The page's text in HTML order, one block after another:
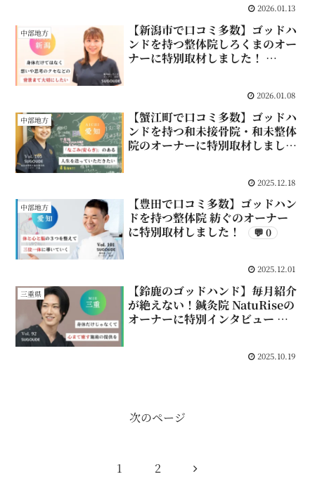
2026.01.13
中部地方
【新潟市で口コミ多数】ゴッドハ
ンドを持つ整体院しろくまのオー
ナーに特別取材しました！
2026.01.08
中部地方
【蟹江町で口コミ多数】ゴッドハ
ンドを持つ和未接骨院・和未整体
院のオーナーに特別取材しまし
2025.12.18
中部地方
【豊田で口コミ多数】ゴッドハン
ドを持つ整体院 紡ぐのオーナー
に特別取材しました！
💬 0
2025.12.01
三重県
【鈴鹿のゴッドハンド】毎月紹介
が絶えない！鍼灸院 NatuRiseの
オーナーに特別インタビュー
2025.10.19
次のページ
1 2
次